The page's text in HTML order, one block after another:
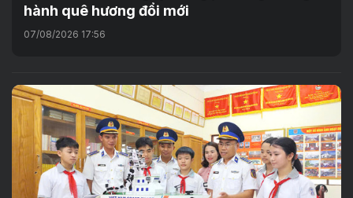
hành quê hương đổi mới
07/08/2026 17:56